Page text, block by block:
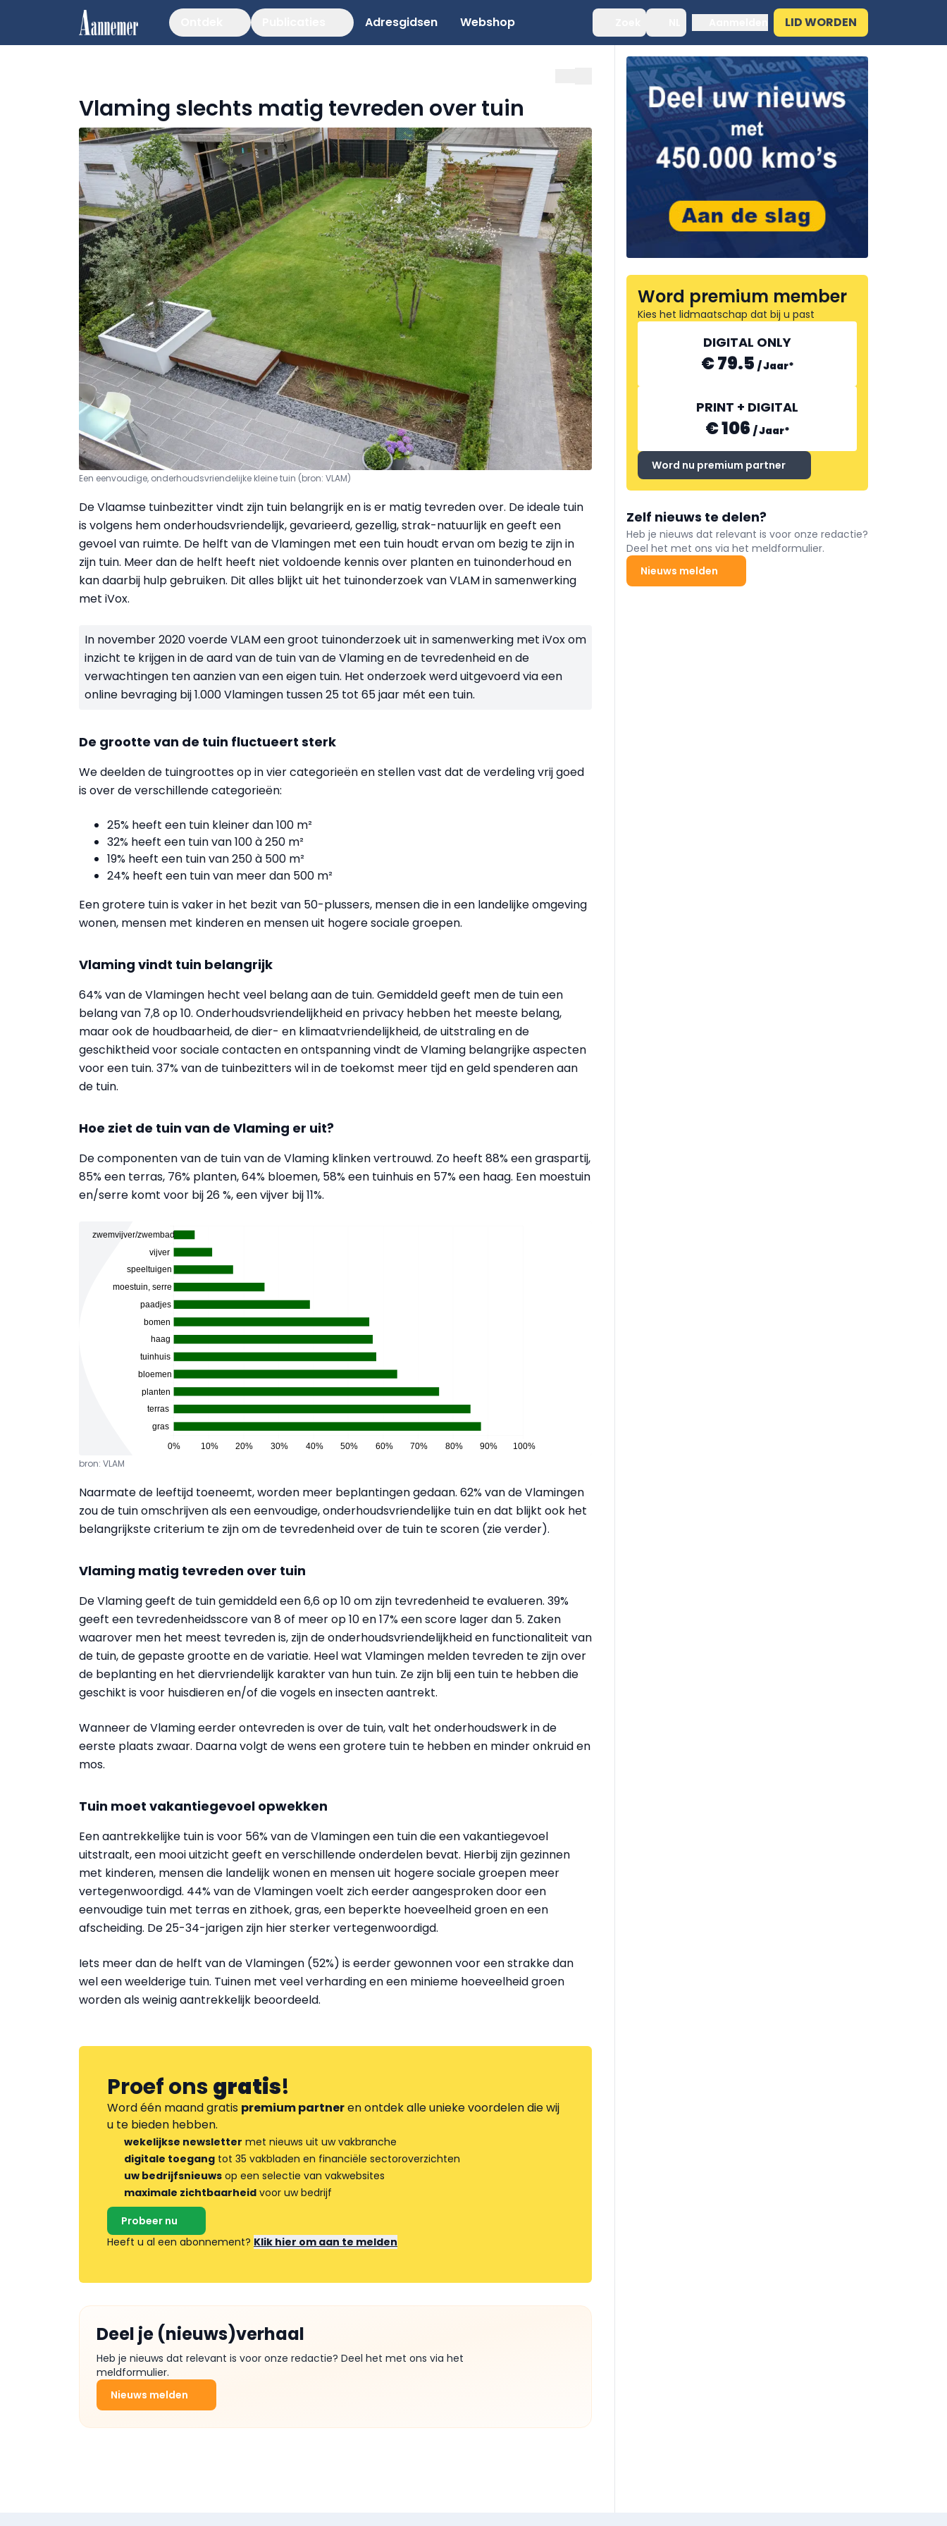
Adresgidsen Webshop LID WORDEN
Vlaming slechts matig tevreden over tuin
Een eenvoudige, onderhoudsvriendelijke kleine tuin (bron: VLAM)
De Vlaamse tuinbezitter vindt zijn tuin belangrijk en is er matig tevreden over. De ideale tuin
is volgens hem onderhoudsvriendelijk, gevarieerd, gezellig, strak-natuurlijk en geeft een
gevoel van ruimte. De helft van de Vlamingen met een tuin houdt ervan om bezig te zijn in
zijn tuin. Meer dan de helft heeft niet voldoende kennis over planten en tuinonderhoud en
kan daarbij hulp gebruiken. Dit alles blijkt uit het tuinonderzoek van VLAM in samenwerking
met iVox.
In november 2020 voerde VLAM een groot tuinonderzoek uit in samenwerking met iVox om
inzicht te krijgen in de aard van de tuin van de Vlaming en de tevredenheid en de
verwachtingen ten aanzien van een eigen tuin. Het onderzoek werd uitgevoerd via een
online bevraging bij 1.000 Vlamingen tussen 25 tot 65 jaar mét een tuin.
De grootte van de tuin fluctueert sterk
We deelden de tuingroottes op in vier categorieën en stellen vast dat de verdeling vrij goed
is over de verschillende categorieën:
25% heeft een tuin kleiner dan 100 m²
32% heeft een tuin van 100 à 250 m²
19% heeft een tuin van 250 à 500 m²
24% heeft een tuin van meer dan 500 m²
Een grotere tuin is vaker in het bezit van 50-plussers, mensen die in een landelijke omgeving
wonen, mensen met kinderen en mensen uit hogere sociale groepen.
Vlaming vindt tuin belangrijk
64% van de Vlamingen hecht veel belang aan de tuin. Gemiddeld geeft men de tuin een
belang van 7,8 op 10. Onderhoudsvriendelijkheid en privacy hebben het meeste belang,
maar ook de houdbaarheid, de dier- en klimaatvriendelijkheid, de uitstraling en de
geschiktheid voor sociale contacten en ontspanning vindt de Vlaming belangrijke aspecten
voor een tuin. 37% van de tuinbezitters wil in de toekomst meer tijd en geld spenderen aan
de tuin.
Hoe ziet de tuin van de Vlaming er uit?
De componenten van de tuin van de Vlaming klinken vertrouwd. Zo heeft 88% een graspartij,
85% een terras, 76% planten, 64% bloemen, 58% een tuinhuis en 57% een haag. Een moestuin
en/serre komt voor bij 26 %, een vijver bij 11%.
bron: VLAM
Naarmate de leeftijd toeneemt, worden meer beplantingen gedaan. 62% van de Vlamingen
zou de tuin omschrijven als een eenvoudige, onderhoudsvriendelijke tuin en dat blijkt ook het
belangrijkste criterium te zijn om de tevredenheid over de tuin te scoren (zie verder).
Vlaming matig tevreden over tuin
De Vlaming geeft de tuin gemiddeld een 6,6 op 10 om zijn tevredenheid te evalueren. 39%
geeft een tevredenheidsscore van 8 of meer op 10 en 17% een score lager dan 5. Zaken
waarover men het meest tevreden is, zijn de onderhoudsvriendelijkheid en functionaliteit van
de tuin, de gepaste grootte en de variatie. Heel wat Vlamingen melden tevreden te zijn over
de beplanting en het diervriendelijk karakter van hun tuin. Ze zijn blij een tuin te hebben die
geschikt is voor huisdieren en/of die vogels en insecten aantrekt.
Wanneer de Vlaming eerder ontevreden is over de tuin, valt het onderhoudswerk in de
eerste plaats zwaar. Daarna volgt de wens een grotere tuin te hebben en minder onkruid en
mos.
Tuin moet vakantiegevoel opwekken
Een aantrekkelijke tuin is voor 56% van de Vlamingen een tuin die een vakantiegevoel
uitstraalt, een mooi uitzicht geeft en verschillende onderdelen bevat. Hierbij zijn gezinnen
met kinderen, mensen die landelijk wonen en mensen uit hogere sociale groepen meer
vertegenwoordigd. 44% van de Vlamingen voelt zich eerder aangesproken door een
eenvoudige tuin met terras en zithoek, gras, een beperkte hoeveelheid groen en een
afscheiding. De 25-34-jarigen zijn hier sterker vertegenwoordigd.
Iets meer dan de helft van de Vlamingen (52%) is eerder gewonnen voor een strakke dan
wel een weelderige tuin. Tuinen met veel verharding en een minieme hoeveelheid groen
worden als weinig aantrekkelijk beoordeeld.
Proef onsgratis!
Word één maand gratis premium partneren ontdek alle unieke voordelen die wij
u te bieden hebben.
wekelijkse newsletter met nieuws uit uw vakbranche
digitale toegang tot 35 vakbladen en financiële sectoroverzichten
uw bedrijfsnieuws op een selectie van vakwebsites
maximale zichtbaarheid voor uw bedrijf
Probeer nu
Heeft u al een abonnement? Klik hier om aan te melden
Deel je (nieuws)verhaal
Heb je nieuws dat relevant is voor onze redactie? Deel het met ons via het
meldformulier.
Nieuws melden
Word premium member
Kies het lidmaatschap dat bij u past
DIGITAL ONLY
€ 79.5 /Jaar*
PRINT + DIGITAL
€ 106 /Jaar*
Word nu premium partner
Zelf nieuws te delen?
Heb je nieuws dat relevant is voor onze redactie?
Deel het met ons via het meldformulier.
Nieuws melden